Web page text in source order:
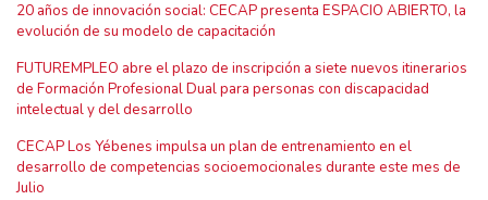
20 años de innovación social: CECAP presenta ESPACIO ABIERTO, la
evolución de su modelo de capacitación
FUTUREMPLEO abre el plazo de inscripción a siete nuevos itinerarios
de Formación Profesional Dual para personas con discapacidad
intelectual y del desarrollo
CECAP Los Yébenes impulsa un plan de entrenamiento en el
desarrollo de competencias socioemocionales durante este mes de
Julio